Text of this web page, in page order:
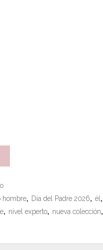
hombre, Día del Padre 2026, él ,
, nivel experto, nueva colección,